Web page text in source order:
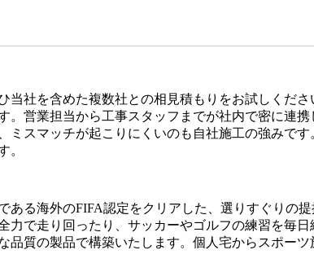
当社を含めた複数社との相見積もりをお試しくだ
。営業担当から工事スタッフまでが社内で密に連
ミスマッチが起こりにくいのも自社施工の強みで
。
ある海外のFIFA認定をクリアした、選りすぐりの
力で走り回ったり、サッカーやゴルフの練習を毎
品質の製品で構築いたします。個人宅からスポー